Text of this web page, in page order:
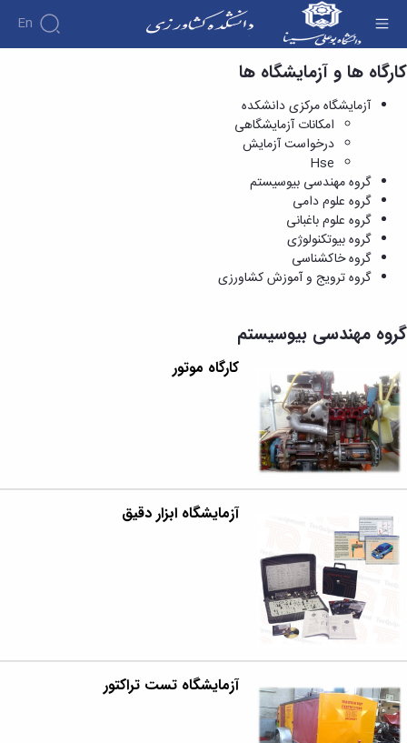
En
گروه مهندسی بیوسیستم - دانشکده کشاورزی
کارگاه ها و آزمایشگاه ها
آزمایشگاه مرکزی دانشکده
امکانات آزمایشگاهی
درخواست آزمایش
Hse
گروه مهندسی بیوسیستم
گروه علوم دامی
گروه علوم باغبانی
گروه بیوتکنولوژی
گروه خاکشناسی
گروه ترویج و آموزش کشاورزی
گروه مهندسی بیوسیستم
کارگاه موتور
آزمایشگاه ابزار دقیق
آزمایشگاه تست تراکتور